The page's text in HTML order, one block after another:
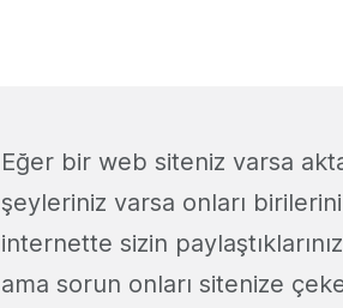
Eğer bir web siteniz varsa
şeyleriniz varsa onları
internette sizin
ama sorun onları sitenize